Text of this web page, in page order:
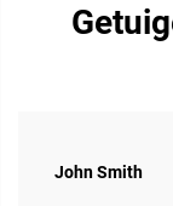
John Smith